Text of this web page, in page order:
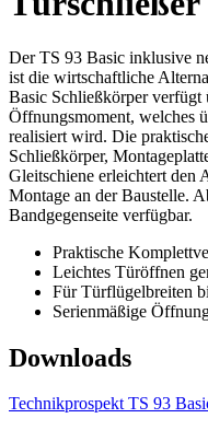
Der TS 93 Basic inklusive
ist die wirtschaftliche
Basic Schließkörper verfügt
Öffnungsmoment, welches
realisiert wird. Die
Schließkörper,
Gleitschiene erleichtert den
Montage an der Baustelle.
Bandgegenseite verfügbar.
Praktische
Leichtes Türöffnen
Für Türflügelbreiten
Serienmäßige
Downloads
Technikprospekt TS 93